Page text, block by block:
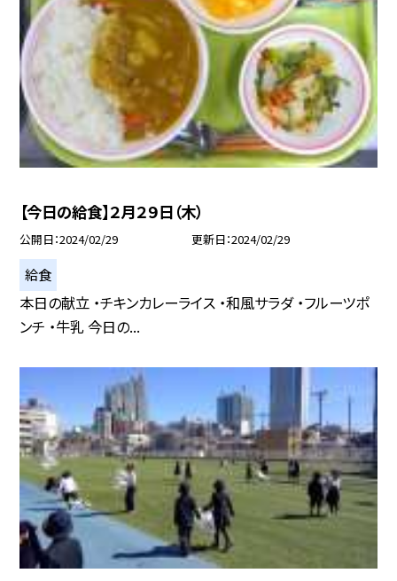
【今日の給食】２月２９日（木）
公開日 2024/02/29 更新日 2024/02/29
給食
本日の献立 ・チキンカレーライス ・和風サラダ ・フルーツポ
ンチ ・牛乳 今日の...